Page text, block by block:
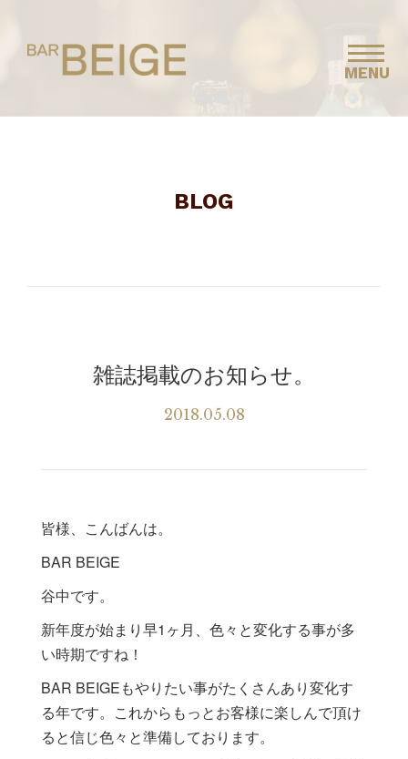
MENU
BLOG
雑誌掲載のお知らせ。
2018.05.08
皆様、こんばんは。
BAR BEIGE
谷中です。
新年度が始まり早1ヶ月、色々と変化する事が多
い時期ですね！
BAR BEIGEもやりたい事がたくさんあり変化す
る年です。これからもっとお客様に楽しんで頂け
ると信じ色々と準備しております。